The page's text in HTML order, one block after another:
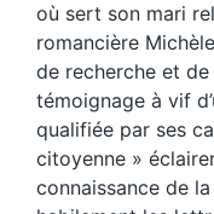
où sert son mari
romancière
de recherche et
témoignage à vif
qualifiée par ses
citoyenne »
connaissance de